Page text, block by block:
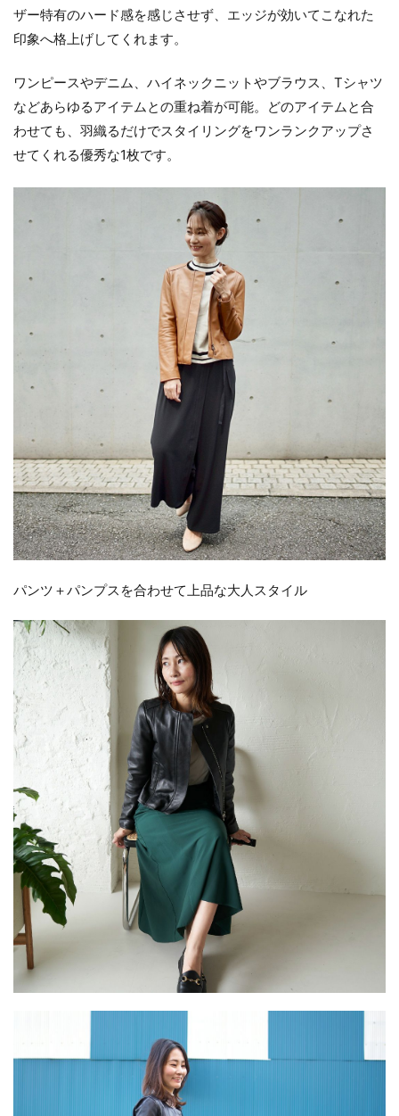
ザー特有のハード感を感じさせず、エッジが効いてこなれた
印象へ格上げしてくれます。
ワンピースやデニム、ハイネックニットやブラウス、Tシャツ
などあらゆるアイテムとの重ね着が可能。どのアイテムと合
わせても、羽織るだけでスタイリングをワンランクアップさ
せてくれる優秀な1枚です。
パンツ＋パンプスを合わせて上品な大人スタイル